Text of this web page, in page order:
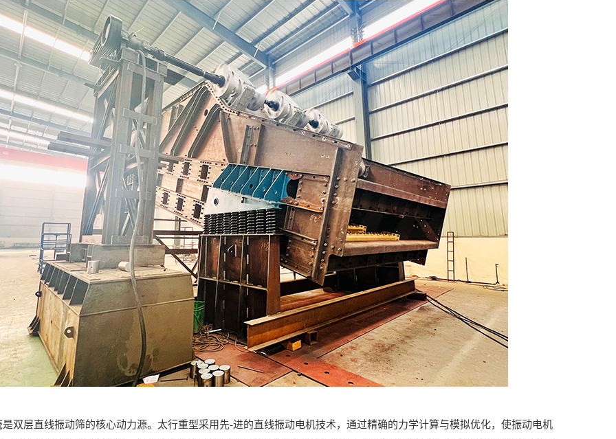
层直线振动筛的核心动力源。太行重型采用先-进的直线振动电机技术，通过精确的力学计算与模拟优化，使振动电机